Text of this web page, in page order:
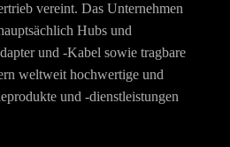
vereint. Das Unternehmen
Hubs und
und -Kabel sowie tragbare
weltweit hochwertige und
und -dienstleistungen